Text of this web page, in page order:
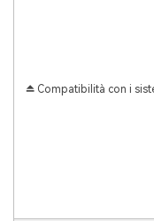
⏏️ Compatibilità con i